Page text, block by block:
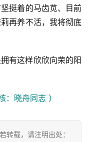
挺着的马齿苋、目前
再养不活，我将彻底
有这样欣欣向荣的阳
：晓舟同志 ）
转载，请注明出处：